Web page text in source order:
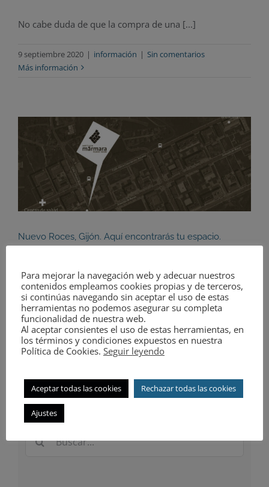
No cabe duda de que la compra de una [...]
9 septiembre 2020 | información | Sin comentarios
Más información
Nuevo Roces, Gijón. Aquí encontrarás tu espacio.
2 septiembre 2020 | Empresa,Obra nueva | Sin comentarios
Más información
Para mejorar la navegación web y adecuar nuestros
contenidos empleamos cookies propias y de terceros,
si continúas navegando sin aceptar el uso de estas
herramientas no podemos asegurar su completa
funcionalidad de nuestra web.
Al aceptar consientes el uso de estas herramientas, en
los términos y condiciones expuestos en nuestra
Política de Cookies. Seguir leyendo
Aceptar todas las cookies Rechazar todas las cookies
Ajustes